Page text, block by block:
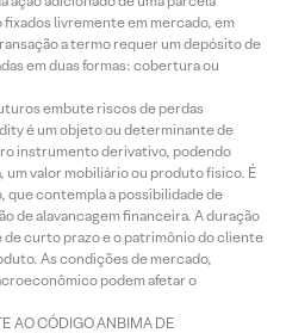
livremente em mercado, em
a termo requer um depósito de
em duas formas: cobertura ou
embute riscos de perdas
é um objeto ou determinante de
instrumento derivativo, podendo
valor mobiliário ou produto físico. É
contempla a possibilidade de
de alavancagem financeira. A duração
curto prazo e o patrimônio do cliente
As condições de mercado,
podem afetar o
AO CÓDIGO ANBIMA DE